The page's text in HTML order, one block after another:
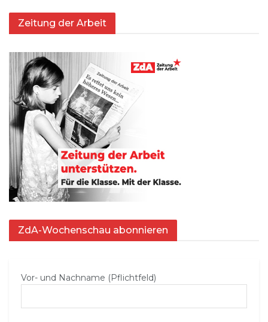
Zeitung der Arbeit
ZdA-Wochenschau abonnieren
Vor- und Nachname (Pflichtfeld)